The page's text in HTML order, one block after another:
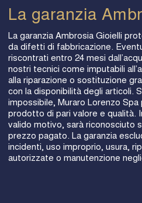
La garanzia
La garanzia Ambrosia Gioielli
da difetti di fabbricazione.
riscontrati entro 24 mesi
nostri tecnici come imputabili
alla riparazione o sostituzione
con la disponibilità degli articoli.
impossibile, Muraro Lorenzo
prodotto di pari valore e qualità.
valido motivo, sarà riconosciuto
prezzo pagato. La garanzia
incidenti, uso improprio, usura,
autorizzate o manutenzione